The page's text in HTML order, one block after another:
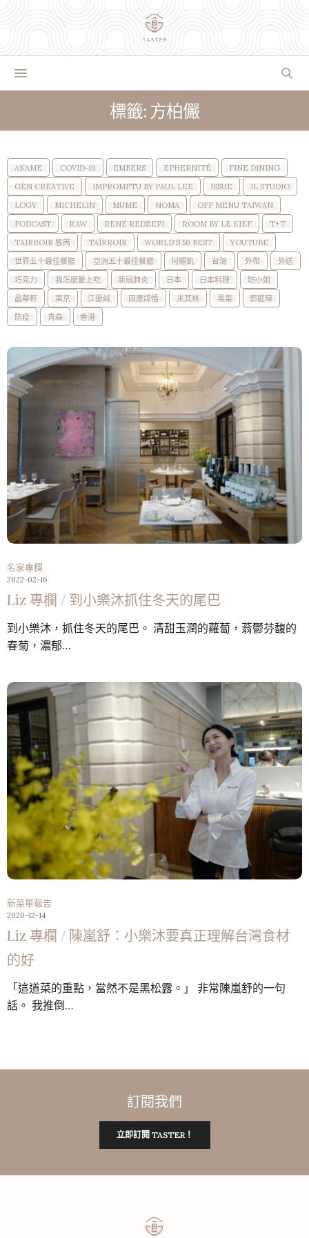
標籤: 方柏儼
AKAME COVID-19 EMBERS EPHERNITÉ
FINE DINING
GĒN CREATIVE
IMPROMPTU BY PAUL LEE ISSUE
JL STUDIO
LOGY
MICHELIN MUME NOMA
OFF MENU TAIWAN
PODCAST
RAW RENE REDZEPI ROOM BY LE KIEF
T+T
TAIRROIR 態芮
TAÏRROIR WORLD'S 50 BEST
YOUTUBE
世界五十最佳餐廳
亞洲五十最佳餐廳 何順凱 台灣 外帶
外送
巧克力
我怎麼愛上吃 新冠肺炎 日本 日本料理
昉小姐
晶華軒
東京 江振誠 田原諒悟 米其林 粵菜
郭庭瑋
防疫
青森 香港
名家專欄
2022-02-16
Liz 專欄 / 到小樂沐抓住冬天的尾巴
到小樂沐，抓住冬天的尾巴。 清甜玉潤的蘿蔔，蓊鬱芬馥的
春菊，濃郁…
新菜單報告
2020-12-14
Liz 專欄 / 陳嵐舒：小樂沐要真正理解台灣食材
的好
「這道菜的重點，當然不是黑松露。」 非常陳嵐舒的一句
話。 我推倒…
訂閱我們
立即訂閱 TASTER！